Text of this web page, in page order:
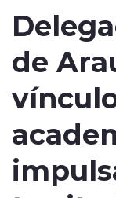
de